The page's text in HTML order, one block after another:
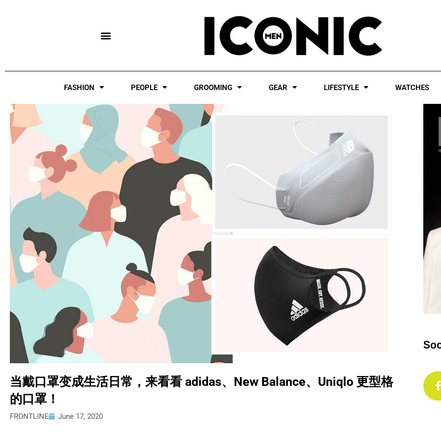
FASHION PEOPLE GROOMING GEAR LIFESTYLE WATCHES
当戴口罩变成生活日常，来看看 adidas、New Balance、Uniqlo 更型格
的口罩！
FRONTLINE June 17, 2020
c